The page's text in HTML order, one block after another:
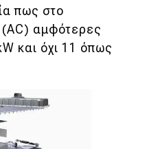
πως στο
αμφότερες
και όχι 11 όπως